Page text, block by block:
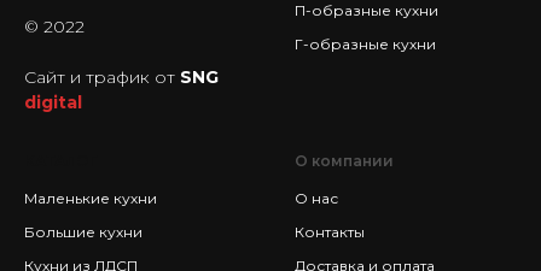
© 2022
Сайт и трафик от SNG
digital
П-образные кухни
Г-образные кухни
Маленькие кухни
Большие кухни
Кухни из ЛДСП
О компании
О нас
Контакты
Доставка и оплата